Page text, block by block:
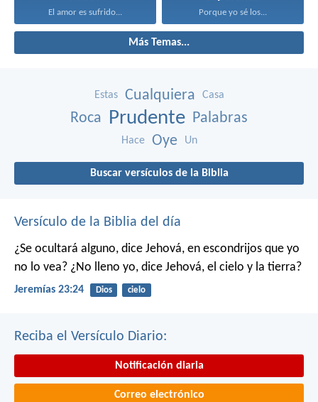
El amor es sufrido... Porque yo sé los...
Más Temas...
Estas Cualquiera Casa
Roca Prudente Palabras
Hace Oye Un
Buscar versículos de la Biblia
Versículo de la Biblia del día
¿Se ocultará alguno, dice Jehová, en escondrijos que yo
no lo vea? ¿No lleno yo, dice Jehová, el cielo y la tierra?
Jeremías 23:24 Dios cielo
Reciba el Versículo Diario:
Notificación diaria
Correo electrónico